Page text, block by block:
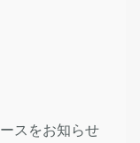
スをお知らせ